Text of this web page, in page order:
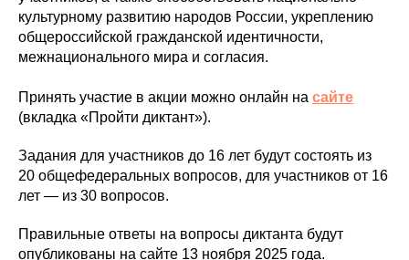
культурному развитию народов России, укреплению
общероссийской гражданской идентичности,
межнационального мира и согласия.
Принять участие в акции можно онлайн на сайте
(вкладка «Пройти диктант»).
Задания для участников до 16 лет будут состоять из
20 общефедеральных вопросов, для участников от 16
лет — из 30 вопросов.
Правильные ответы на вопросы диктанта будут
опубликованы на сайте 13 ноября 2025 года.